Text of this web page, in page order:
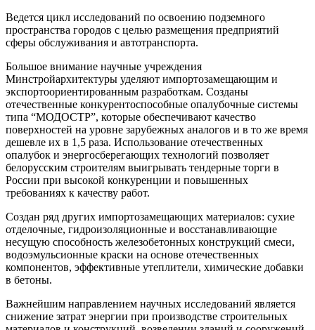
Ведется цикл исследований по освоению подземного
пространства городов с целью размещения предприятий
сферы обслуживания и автотранспорта.
Большое внимание научные учреждения
Минстройархитектуры уделяют импортозамещающим и
экспортоориентированным разработкам. Созданы
отечественные конкурентоспособные опалубочные системы
типа “МОДОСТР”, которые обеспечивают качество
поверхностей на уровне зарубежных аналогов и в то же время
дешевле их в 1,5 раза. Использование отечественных
опалубок и энергосберегающих технологий позволяет
белорусским строителям выигрывать тендерные торги в
России при высокой конкуренции и повышенных
требованиях к качеству работ.
Создан ряд других импортозамещающих материалов: сухие
отделочные, гидроизоляционные и восстанавливающие
несущую способность железобетонных конструкций смеси,
водоэмульсионные краски на основе отечественных
компонентов, эффективные утеплители, химические добавки
в бетоны.
Важнейшим направлением научных исследований является
снижение затрат энергии при производстве строительных